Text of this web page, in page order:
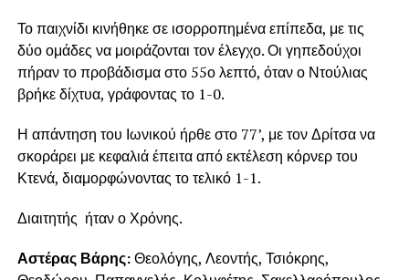
Το παιχνίδι κινήθηκε σε ισορροπημένα επίπεδα, με τις
δύο ομάδες να μοιράζονται τον έλεγχο. Οι γηπεδούχοι
πήραν το προβάδισμα στο 55ο λεπτό, όταν ο Ντούλιας
βρήκε δίχτυα, γράφοντας το 1-0.
Η απάντηση του Ιωνικού ήρθε στο 77’, με τον Δρίτσα να
σκοράρει με κεφαλιά έπειτα από εκτέλεση κόρνερ του
Κτενά, διαμορφώνοντας το τελικό 1-1.
Διαιτητής ήταν ο Χρόνης.
Αστέρας Βάρης:Θεολόγης, Λεοντής, Τσιόκρης,